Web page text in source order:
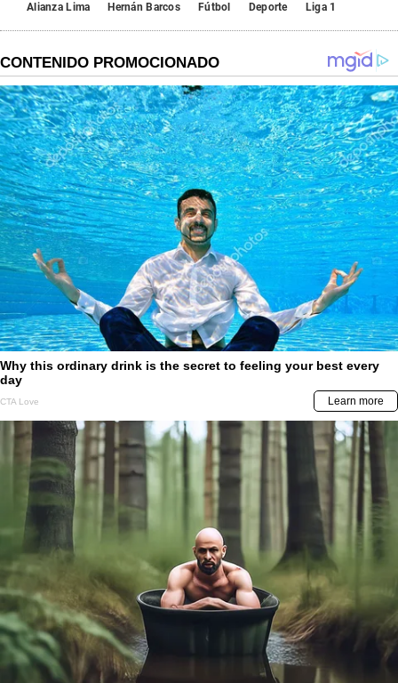
Alianza Lima Hernán Barcos Fútbol Deporte Liga 1